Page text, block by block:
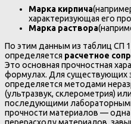
Марка кирпича
характеризующая его
Марка раствора
По этим данным из таблиц СП
определяется расчетное
Это основная прочностная
формулах. Для существующих
определяется методами
(ультразвук, склерометрия)
последующими
прочности материалов —